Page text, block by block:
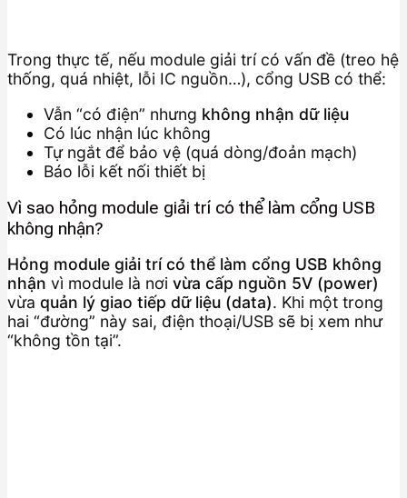
Trong thực tế, nếu module giải trí có vấn đề (treo hệ
thống, quá nhiệt, lỗi IC nguồn…), cổng USB có thể:
Vẫn “có điện” nhưng không nhận dữ liệu
Có lúc nhận lúc không
Tự ngắt để bảo vệ (quá dòng/đoản mạch)
Báo lỗi kết nối thiết bị
Vì sao hỏng module giải trí có thể làm cổng USB
không nhận?
Hỏng module giải trí có thể làm cổng USB không
nhận vì module là nơi vừa cấp nguồn 5V (power)
vừa quản lý giao tiếp dữ liệu (data). Khi một trong
hai “đường” này sai, điện thoại/USB sẽ bị xem như
“không tồn tại”.